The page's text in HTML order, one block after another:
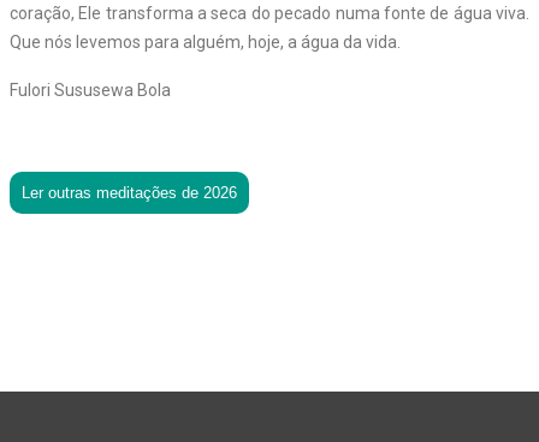
coração, Ele transforma a seca do pecado numa fonte de água viva.
Que nós levemos para alguém, hoje, a água da vida.
Fulori Sususewa Bola
Ler outras meditações de 2026